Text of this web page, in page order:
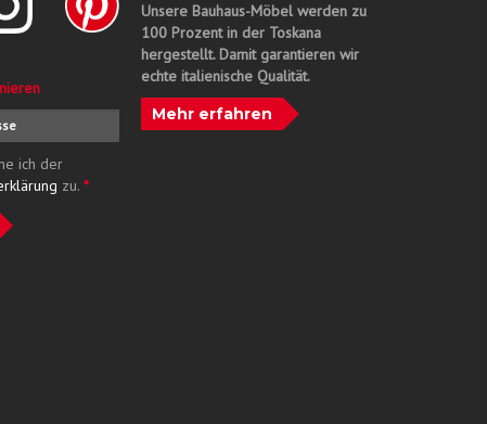
ich der
zu. *
Unsere Bauhaus-Möbel werden zu
100 Prozent in der Toskana
hergestellt. Damit garantieren wir
echte italienische Qualität.
Mehr erfahren